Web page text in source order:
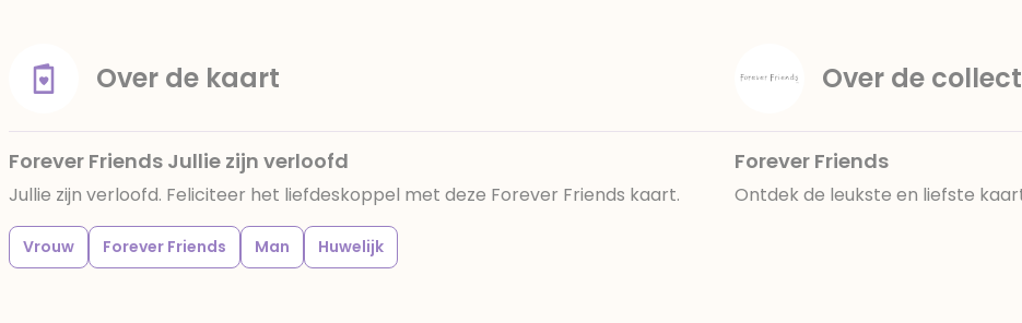
Over de kaart
Forever Friends Jullie zijn verloofd
Jullie zijn verloofd. Feliciteer het liefdeskoppel met deze Forever Friends kaart.
Vrouw Forever Friends Man Huwelijk
Over de
Forever Friends
Ontdek de leukste en liefste